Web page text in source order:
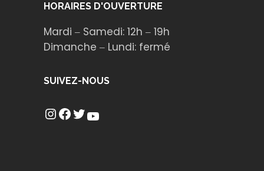
HORAIRES D'OUVERTURE
Mardi ‒ Samedi: 12h ‒ 19h
Dimanche ‒ Lundi: fermé
SUIVEZ-NOUS
Instagram
Facebook
Twitter
YouTube